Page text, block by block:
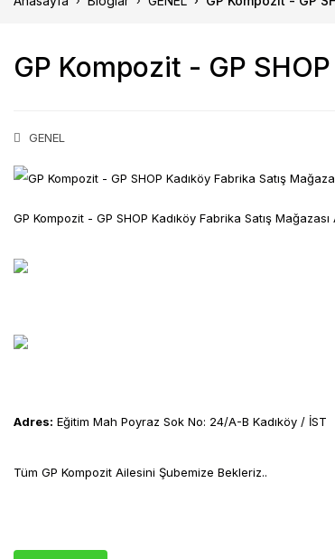
GP Kompozit - GP SHOP
GENEL
GP Kompozit - GP SHOP Kadıköy Fabrika Satış Mağazası
Adres: Eğitim Mah Poyraz Sok No: 24/A-B Kadıköy / İST
Tüm GP Kompozit Ailesini Şubemize Bekleriz..